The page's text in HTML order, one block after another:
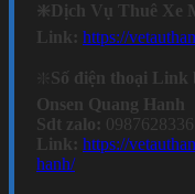
❇️Dịch Vụ Thuê Xe
Link: https://
❇️ Số điện thoại Link
Onsen Quang Hanh
Sdt zalo:
Link: https://
hanh/